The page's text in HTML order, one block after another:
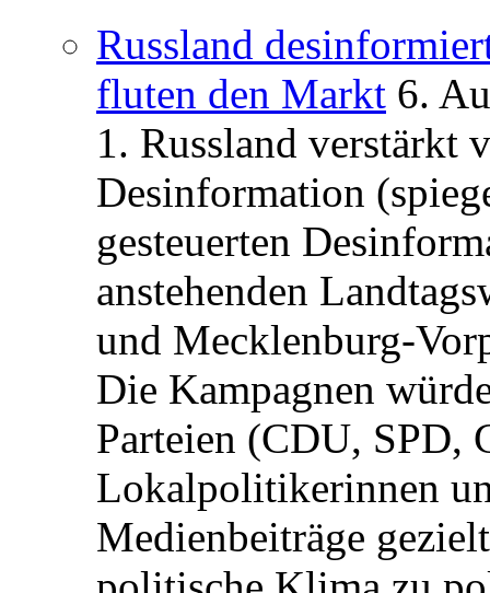
Russland
fluten den Markt 6.
1. Russland verstärkt
Desinformation
gesteuerten
anstehenden
und Mecklenburg-
Die Kampagnen
Parteien (CDU, SPD,
Lokalpolitikerinnen
Medienbeiträge